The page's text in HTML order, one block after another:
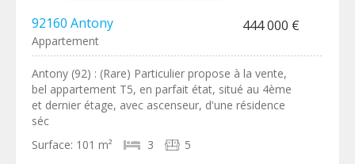
92160 Antony 444 000 €
Appartement
Antony (92) : (Rare) Particulier propose à la vente,
bel appartement T5, en parfait état, situé au 4ème
et dernier étage, avec ascenseur, d'une résidence
séc
Surface: 101 m² 3 5